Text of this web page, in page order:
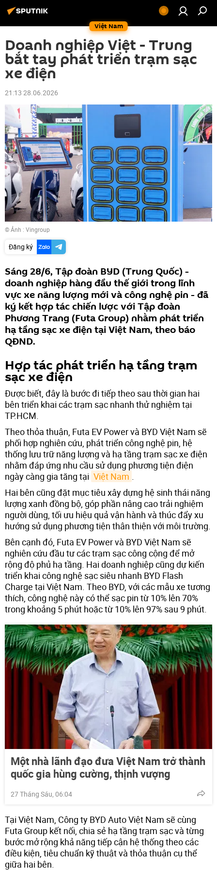
Việt Nam
Doanh nghiệp Việt - Trung
bắt tay phát triển trạm sạc
xe điện
21:13 28.06.2026
© Ảnh : Vingroup
Đăng ký
Sáng 28/6, Tập đoàn BYD (Trung Quốc) -
doanh nghiệp hàng đầu thế giới trong lĩnh
vực xe năng lượng mới và công nghệ pin - đã
ký kết hợp tác chiến lược với Tập đoàn
Phương Trang (Futa Group) nhằm phát triển
hạ tầng sạc xe điện tại Việt Nam, theo báo
QĐND.
Hợp tác phát triển hạ tầng trạm
sạc xe điện
Được biết, đây là bước đi tiếp theo sau thời gian hai
bên triển khai các trạm sạc nhanh thử nghiệm tại
TP.HCM.
Theo thỏa thuận, Futa EV Power và BYD Việt Nam sẽ
phối hợp nghiên cứu, phát triển công nghệ pin, hệ
thống lưu trữ năng lượng và hạ tầng trạm sạc xe điện
nhằm đáp ứng nhu cầu sử dụng phương tiện điện
ngày càng gia tăng tại Việt Nam
Hai bên cũng đặt mục tiêu xây dựng hệ sinh thái năng
lượng xanh đồng bộ, góp phần nâng cao trải nghiệm
người dùng, tối ưu hiệu quả vận hành và thúc đẩy xu
hướng sử dụng phương tiện thân thiện với môi trường.
Bên cạnh đó, Futa EV Power và BYD Việt Nam sẽ
nghiên cứu đầu tư các trạm sạc công cộng để mở
rộng độ phủ hạ tầng. Hai doanh nghiệp cũng dự kiến
triển khai công nghệ sạc siêu nhanh BYD Flash
Charge tại Việt Nam. Theo BYD, với các mẫu xe tương
thích, công nghệ này có thể sạc pin từ 10% lên 70%
trong khoảng 5 phút hoặc từ 10% lên 97% sau 9 phút.
Một nhà lãnh đạo đưa Việt Nam trở thành
quốc gia hùng cường, thịnh vượng
27 Tháng Sáu, 06:04
Tại Việt Nam, Công ty BYD Auto Việt Nam sẽ cùng
Futa Group kết nối, chia sẻ hạ tầng trạm sạc và từng
bước mở rộng khả năng tiếp cận hệ thống theo các
điều kiện, tiêu chuẩn kỹ thuật và thỏa thuận cụ thể
giữa hai bên.